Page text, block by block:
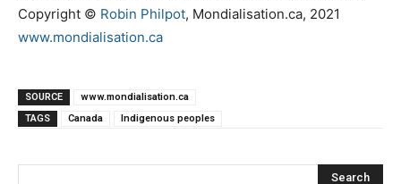
Copyright © Robin Philpot, Mondialisation.ca, 2021
www.mondialisation.ca
SOURCE
www.mondialisation.ca
TAGS
Canada Indigenous peoples
Search